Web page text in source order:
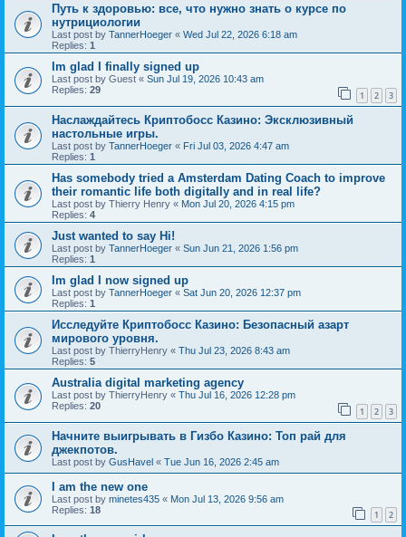
Путь к здоровью: все, что нужно знать о курсе по
нутрициологии
Last post by TannerHoeger « Wed Jul 22, 2026 6:18 am
Replies: 1
Im glad I finally signed up
Last post by Guest « Sun Jul 19, 2026 10:43 am
Replies: 29 1 2 3
Наслаждайтесь Криптобосс Казино: Эксклюзивный
настольные игры.
Last post by TannerHoeger « Fri Jul 03, 2026 4:47 am
Replies: 1
Has somebody tried a Amsterdam Dating Coach to improve
their romantic life both digitally and in real life?
Last post by Thierry Henry « Mon Jul 20, 2026 4:15 pm
Replies: 4
Just wanted to say Hi!
Last post by TannerHoeger « Sun Jun 21, 2026 1:56 pm
Replies: 1
Im glad I now signed up
Last post by TannerHoeger « Sat Jun 20, 2026 12:37 pm
Replies: 1
Исследуйте Криптобосс Казино: Безопасный азарт
мирового уровня.
Last post by ThierryHenry « Thu Jul 23, 2026 8:43 am
Replies: 5
Australia digital marketing agency
Last post by ThierryHenry « Thu Jul 16, 2026 12:28 pm
Replies: 20 1 2 3
Начните выигрывать в Гизбо Казино: Топ рай для
джекпотов.
Last post by GusHavel « Tue Jun 16, 2026 2:45 am
I am the new one
Last post by minetes435 « Mon Jul 13, 2026 9:56 am
Replies: 18 1 2